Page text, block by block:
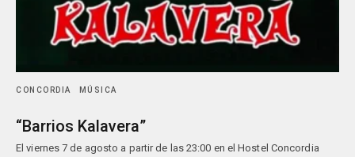
CONCORDIA MÚSICA
“Barrios Kalavera”
El viernes 7 de agosto a partir de las 23:00 en el Hostel Concordia